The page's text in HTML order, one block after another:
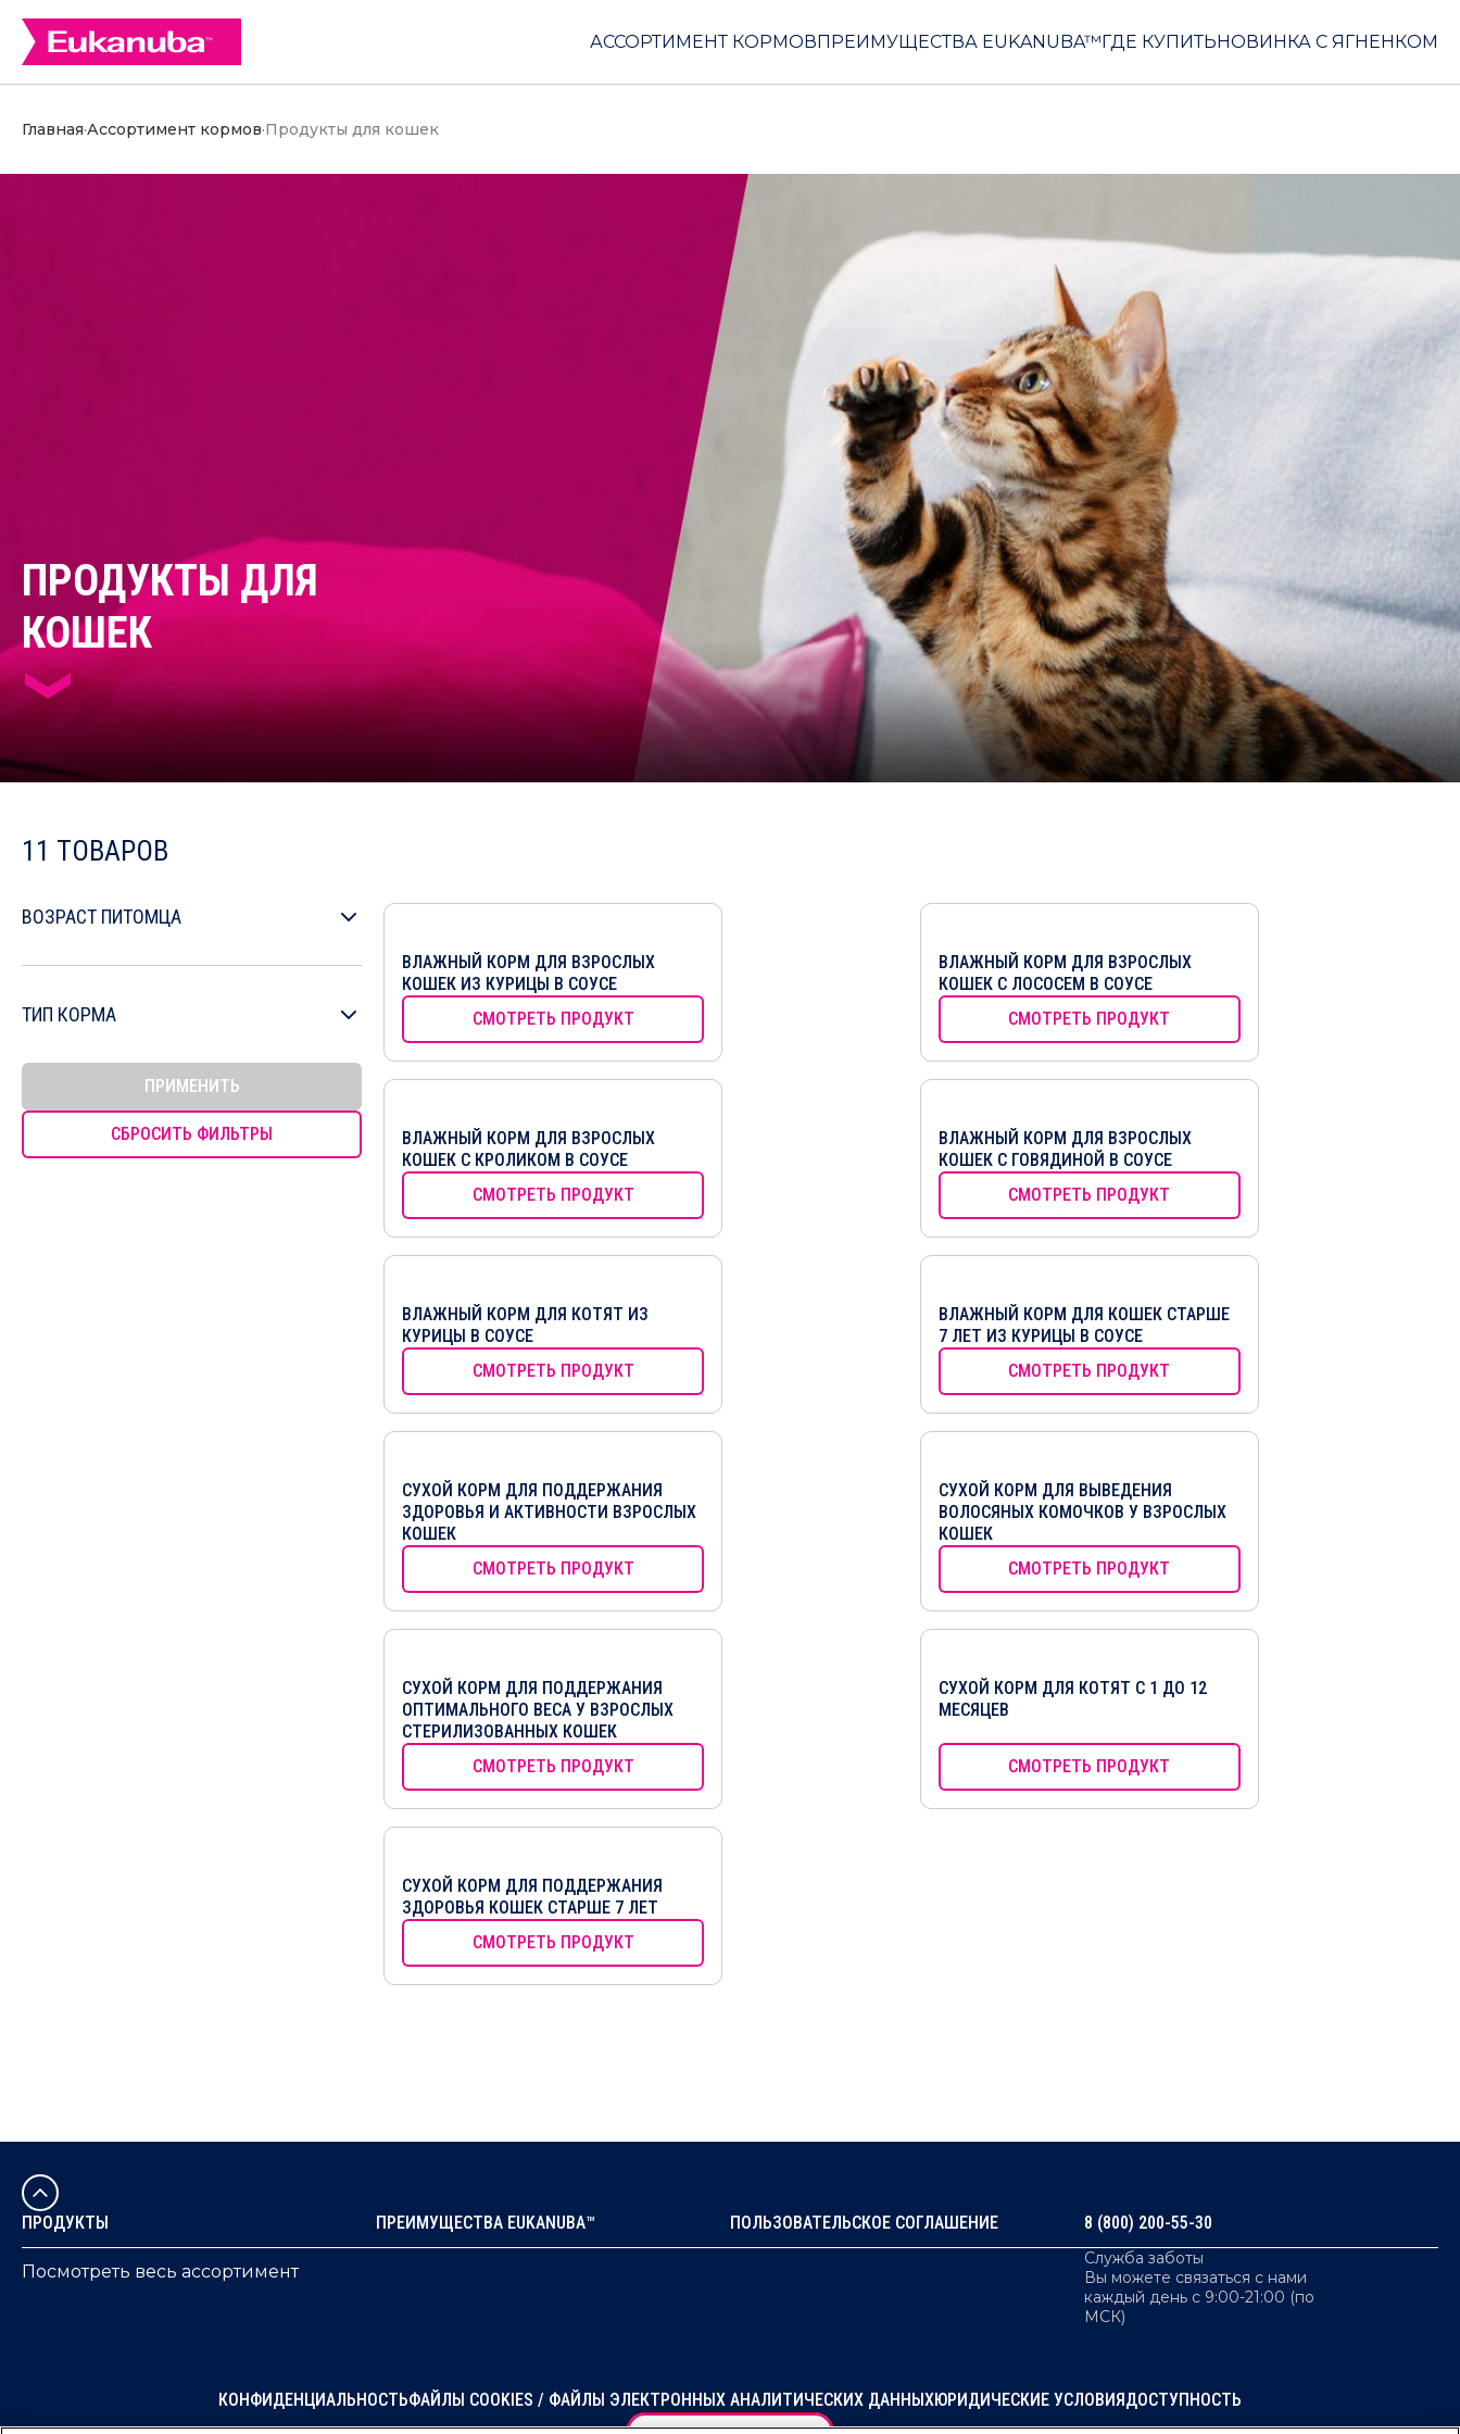
АССОРТИМЕНТ КОРМОВПРЕИМУЩЕСТВА EUKANUBA™ГДЕ КУПИТЬНОВИНКА С ЯГНЕНКОМ
Главная·Ассортимент кормов·Продукты для кошек
ПРОДУКТЫ ДЛЯ
КОШЕК
11 ТОВАРОВ
ВОЗРАСТ ПИТОМЦА
До 1 года
ТИП КОРМА
Влажный
ПРИМЕНИТЬ
СБРОСИТЬ ФИЛЬТРЫ
ВЛАЖНЫЙ КОРМ ДЛЯ ВЗРОСЛЫХ
КОШЕК ИЗ КУРИЦЫ В СОУСЕ
СМОТРЕТЬ ПРОДУКТ
ВЛАЖНЫЙ КОРМ ДЛЯ ВЗРОСЛЫХ
КОШЕК С ЛОСОСЕМ В СОУСЕ
СМОТРЕТЬ ПРОДУКТ
ВЛАЖНЫЙ КОРМ ДЛЯ ВЗРОСЛЫХ
КОШЕК С КРОЛИКОМ В СОУСЕ
СМОТРЕТЬ ПРОДУКТ
ВЛАЖНЫЙ КОРМ ДЛЯ ВЗРОСЛЫХ
КОШЕК С ГОВЯДИНОЙ В СОУСЕ
СМОТРЕТЬ ПРОДУКТ
ВЛАЖНЫЙ КОРМ ДЛЯ КОТЯТ ИЗ
КУРИЦЫ В СОУСЕ
СМОТРЕТЬ ПРОДУКТ
ВЛАЖНЫЙ КОРМ ДЛЯ КОШЕК СТАРШЕ
7 ЛЕТ ИЗ КУРИЦЫ В СОУСЕ
СМОТРЕТЬ ПРОДУКТ
СУХОЙ КОРМ ДЛЯ ПОДДЕРЖАНИЯ
ЗДОРОВЬЯ И АКТИВНОСТИ ВЗРОСЛЫХ
КОШЕК
СМОТРЕТЬ ПРОДУКТ
СУХОЙ КОРМ ДЛЯ ВЫВЕДЕНИЯ
ВОЛОСЯНЫХ КОМОЧКОВ У ВЗРОСЛЫХ
КОШЕК
СМОТРЕТЬ ПРОДУКТ
СУХОЙ КОРМ ДЛЯ ПОДДЕРЖАНИЯ
ОПТИМАЛЬНОГО ВЕСА У ВЗРОСЛЫХ
СТЕРИЛИЗОВАННЫХ КОШЕК
СМОТРЕТЬ ПРОДУКТ
СУХОЙ КОРМ ДЛЯ КОТЯТ С 1 ДО 12
МЕСЯЦЕВ
СМОТРЕТЬ ПРОДУКТ
СУХОЙ КОРМ ДЛЯ ПОДДЕРЖАНИЯ
ЗДОРОВЬЯ КОШЕК СТАРШЕ 7 ЛЕТ
СМОТРЕТЬ ПРОДУКТ
ПРОДУКТЫ
Посмотреть весь ассортимент
ПРЕИМУЩЕСТВА EUKANUBA™ ПОЛЬЗОВАТЕЛЬСКОЕ СОГЛАШЕНИЕ 8 (800) 200-55-30
Служба заботы
Вы можете связаться с нами
каждый день с 9:00-21:00 (по
МСК)
КОНФИДЕНЦИАЛЬНОСТЬФАЙЛЫ COOKIES / ФАЙЛЫ ЭЛЕКТРОННЫХ АНАЛИТИЧЕСКИХ ДАННЫХЮРИДИЧЕСКИЕ УСЛОВИЯДОСТУПНОСТЬ